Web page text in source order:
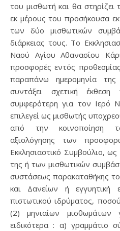
του μισθωτή και θα
εκ μέρους του προσήκουσα
των δύο μισθωτικών
διάρκειας τους. Το
Ναού Αγίου Αθανασίου
προσφορές εντός
παραπάνω ημερομηνία
συντάξει σχετική
συμφερότερη για τον
επιλεγεί ως μισθωτής
από την κοινοποίηση
αξιολόγησης των
Εκκλησιαστικό Συμβούλιο,
της ή των μισθωτικών
συστάσεως παρακαταθήκης
και Δανείων ή εγγυητική
πιστωτικού ιδρύματος,
(2) μηνιαίων μισθωμάτων
ειδικότερα : α) γραμμάτιο